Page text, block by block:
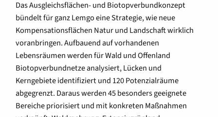
Das Ausgleichsflächen- und Biotopverbundkonzept
bündelt für ganz Lemgo eine Strategie, wie neue
Kompensationsflächen Natur und Landschaft wirklich
voranbringen. Aufbauend auf vorhandenen
Lebensräumen werden für Wald und Offenland
Biotopverbundnetze analysiert, Lücken und
Kerngebiete identifiziert und 120 Potenzialräume
abgegrenzt. Daraus werden 45 besonders geeignete
Bereiche priorisiert und mit konkreten Maßnahmen